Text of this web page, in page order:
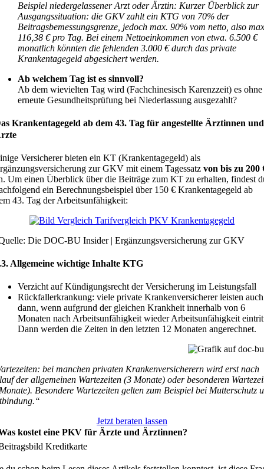
Beispiel niedergelassener Arzt oder Ärztin: Kurzer Überblick zur
Ausgangssituation: die GKV zahlt ein KTG von 70% der
Beitragsbemessungsgrenze, jedoch max. 90% vom netto, also
116,38 € pro Tag. Bei einem Nettoeinkommen von etwa. 6.500 €
monatlich könnten die fehlenden 3.000 € durch das private
Krankentagegeld abgesichert werden.
Ab welchem Tag ist es sinnvoll?
Ab dem wievielten Tag wird (Fachchinesisch Karenzzeit) es ohne
erneute Gesundheitsprüfung bei Niederlassung ausgezahlt?
Krankentagegeld ab dem 43. Tag für angestellte Ärztinnen und
Versicherer bieten ein KT (Krankentagegeld) als
zur GKV mit einem Tagessatzvon bis zu 200
Um einen Überblick über die Beiträge zum KT zu erhalten, findest
ein Berechnungsbeispiel über 150 € Krankentagegeld ab
43. Tag der Arbeitsunfähigkeit:
Die DOC-BU Insider | Ergänzungsversicherung zur GKV
Allgemeine wichtige Inhalte KTG
Verzicht auf Kündigungsrecht der Versicherung im Leistungsfall
Rückfallerkrankung: viele private Krankenversicherer leisten auch
dann, wenn aufgrund der gleichen Krankheit innerhalb von 6
Monaten nach Arbeitsunfähigkeit wieder Arbeitsunfähigkeit
Dann werden die Zeiten in den letzten 12 Monaten angerechnet.
bei manchen privaten Krankenversicherern wird erst nach
der allgemeinen Wartezeiten (3 Monate) oder besonderen
Besondere Wartezeiten gelten zum Beispiel bei Mutterschutz
Jetzt beraten lassen
kostet eine PKV für Ärzte und Ärztinnen?